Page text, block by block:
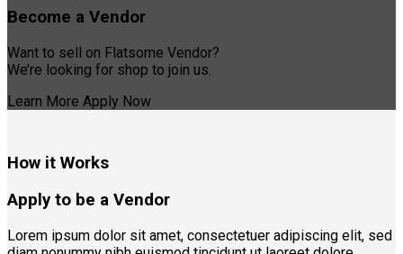
Become a Vendor
Want to sell on Flatsome Vendor?
We’re looking for shop to join us.
Learn More Apply Now
How it Works
Apply to be a Vendor
Lorem ipsum dolor sit amet, consectetuer adipiscing elit, sed